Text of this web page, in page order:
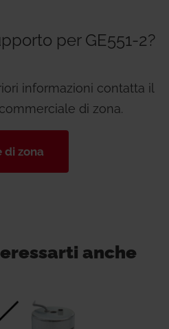
per GE551-2?
informazioni contatta il
di zona.
di zona
anche